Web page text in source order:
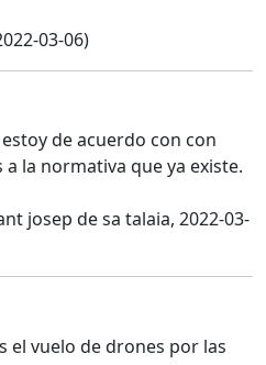
03-06)
de acuerdo con con
la normativa que ya existe.
josep de sa talaia, 2022-03-
el vuelo de drones por las